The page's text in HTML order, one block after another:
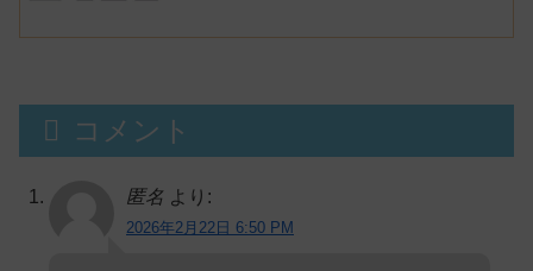
コメント
匿名 より:
2026年2月22日 6:50 PM